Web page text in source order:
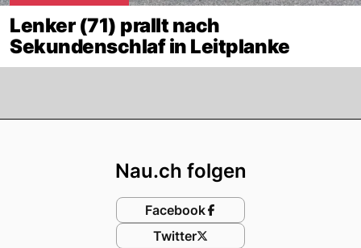
Lenker (71) prallt nach
Sekundenschlaf in Leitplanke
Nau.ch folgen
Facebook
Twitter